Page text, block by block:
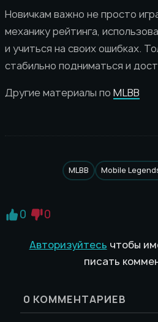
Новичкам важно не просто
механику рейтинга,
и учиться на своих ошибках.
стабильно подниматься и
Другие материалы по MLBB
MLBB Mobile
0 0
Авторизуйтесь чтобы
писать
0 КОММЕНТАРИЕВ